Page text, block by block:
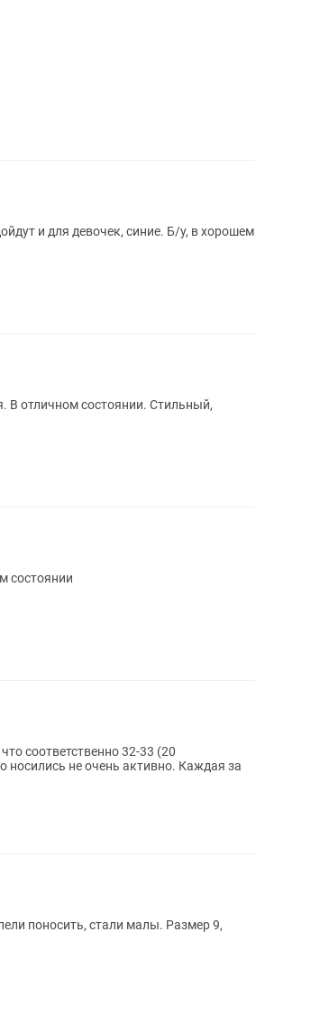
и для девочек, синие. Б/у, в хорошем
В отличном состоянии. Стильный,
состоянии
соответственно 32-33 (20
носились не очень активно. Каждая за
поносить, стали малы. Размер 9,